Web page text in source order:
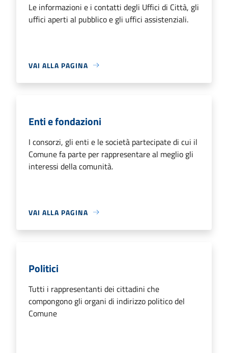
Le informazioni e i contatti degli Uffici di Città, gli
uffici aperti al pubblico e gli uffici assistenziali.
VAI ALLA PAGINA
Enti e fondazioni
I consorzi, gli enti e le società partecipate di cui il
Comune fa parte per rappresentare al meglio gli
interessi della comunità.
VAI ALLA PAGINA
Politici
Tutti i rappresentanti dei cittadini che
compongono gli organi di indirizzo politico del
Comune